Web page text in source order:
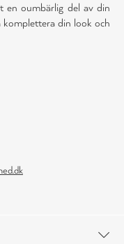
en oumbärlig del av din
komplettera din look och